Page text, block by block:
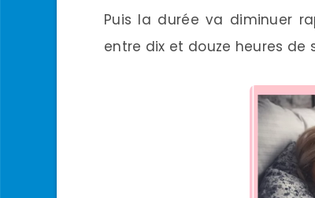
Puis la durée va diminuer
entre dix et douze heures de